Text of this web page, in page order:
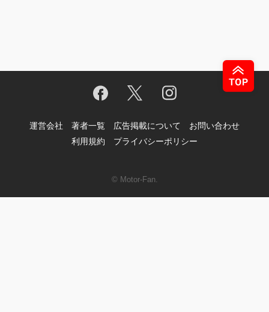
運営会社 著者一覧 広告掲載について
お問い合わせ
利用規約
プライバシーポリシー
© Motor-Fan.